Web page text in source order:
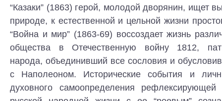
“Казаки” (1863) герой, молодой дворянин, ищет
природе, к естественной и цельной жизни
“Война и мир” (1863-69) воссоздает жизнь
общества в Отечественную войну 1812,
народа, объединивший все сословия и
с Наполеоном. Исторические события и
духовного самоопределения